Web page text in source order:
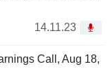
14.11.23
Call, Aug 18,